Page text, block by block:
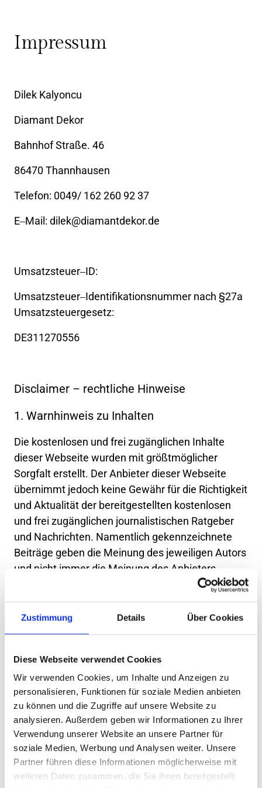
Zustimmung Details Über Cookies
Diese Webseite verwendet Cookies
Wir verwenden Cookies, um Inhalte und Anzeigen zu
personalisieren, Funktionen für soziale Medien anbieten
zu können und die Zugriffe auf unsere Website zu
analysieren. Außerdem geben wir Informationen zu Ihrer
Verwendung unserer Website an unsere Partner für
soziale Medien, Werbung und Analysen weiter. Unsere
Partner führen diese Informationen möglicherweise mit
weiteren Daten zusammen, die Sie ihnen bereitgestellt
Impressum
Dilek Kalyoncu
Diamant Dekor
Bahnhof Straße. 46
86470 Thannhausen
Telefon: 0049/ 162 260 92 37
E‒Mail: dilek@diamantdekor.de
Umsatzsteuer‒ID:
Umsatzsteuer‒Identifikationsnummer nach
Umsatzsteuergesetz:
DE311270556
Disclaimer – rechtliche Hinweise
1. Warnhinweis zu Inhalten
Die kostenlosen und frei zugänglichen
dieser Webseite wurden mit
Sorgfalt erstellt. Der Anbieter dieser
übernimmt jedoch keine Gewähr für die
und Aktualität der bereitgestellten
und frei zugänglichen journalistischen
und Nachrichten. Namentlich
Beiträge geben die Meinung des jeweiligen
und nicht immer die Meinung des
kostenlosen
und frei zugänglichen Inhalte kommt
keinerlei
Vertragsverhältnis
zwischen Nutzer und
Anbieter zustande, insoweit fehlt es
am
2. Externe Links
Diese Website enthält Verknüpfungen
zu
Websites Dritter („externe Links“). Diese
unterliegen der Haftung der jeweiligen
Der Anbieter hat bei der erstmaligen